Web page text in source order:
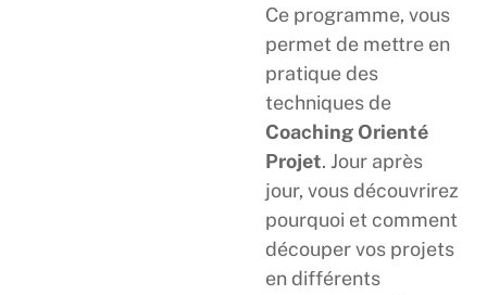
Ce programme, vous
permet de mettre en
pratique des
techniques de
Coaching Orienté
Projet. Jour après
jour, vous découvrirez
pourquoi et comment
découper vos projets
en différents